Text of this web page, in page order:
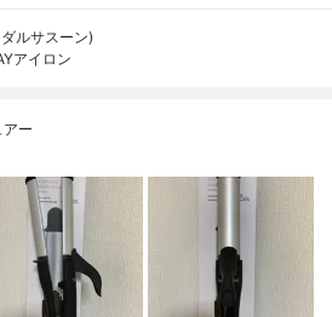
ルサスーン)
アイロン
ー